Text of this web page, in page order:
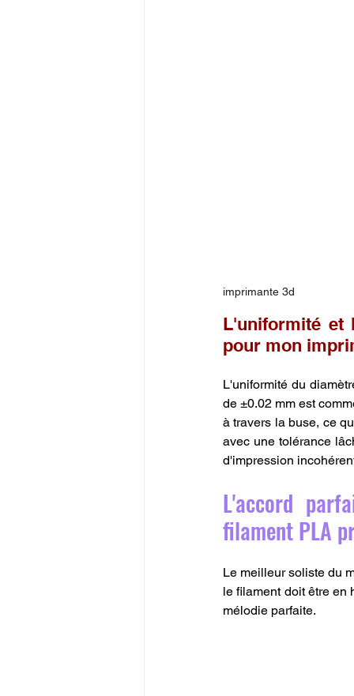
imprimante 3d
L'uniformité et
pour mon
L'uniformité du
de ±0.02 mm est
à travers la buse, ce
avec une tolérance
d'impression
L'accord
filament PLA
Le meilleur soliste du
le filament doit être en
mélodie parfaite.